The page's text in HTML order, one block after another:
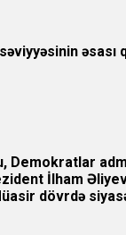
əsası
Demokratlar
İlham
dövrdə